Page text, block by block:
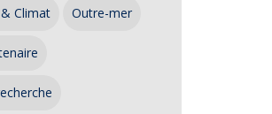
Climat Outre-mer